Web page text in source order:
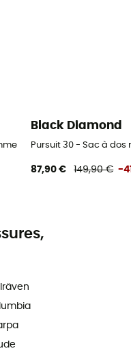
Black Diamond
Pursuit 30 - Sac à
87,90 € 149,90 € -